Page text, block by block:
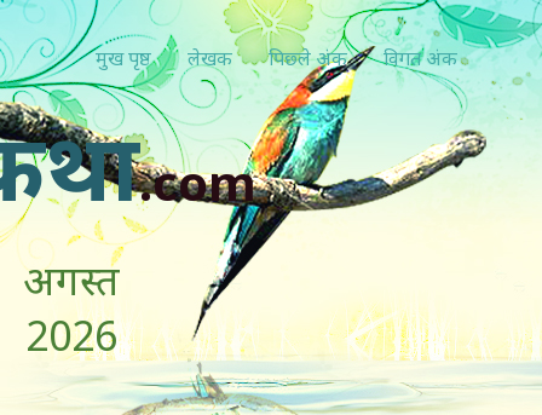
मुख पृष्ठ लेखक पिछ्ले अंक विगत अंक
.com
अगस्त
2026